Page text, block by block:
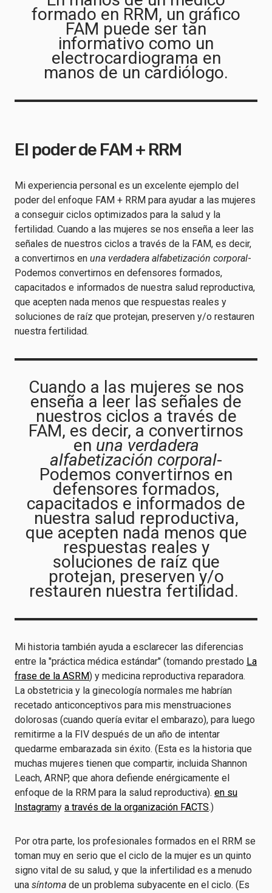
formado en RRM, un gráfico
FAM puede ser tan
informativo como un
electrocardiograma en
manos de un cardiólogo.
El poder de FAM + RRM
Mi experiencia personal es un excelente ejemplo del
poder del enfoque FAM + RRM para ayudar a las mujeres
a conseguir ciclos optimizados para la salud y la
fertilidad. Cuando a las mujeres se nos enseña a leer las
señales de nuestros ciclos a través de la FAM, es decir,
a convertirnos en una verdadera alfabetización corporal-
Podemos convertirnos en defensores formados,
capacitados e informados de nuestra salud reproductiva,
que acepten nada menos que respuestas reales y
soluciones de raíz que protejan, preserven y/o restauren
nuestra fertilidad.
Cuando a las mujeres se nos
enseña a leer las señales de
nuestros ciclos a través de
FAM, es decir, a convertirnos
en una verdadera
alfabetización corporal-
Podemos convertirnos en
defensores formados,
capacitados e informados de
nuestra salud reproductiva,
que acepten nada menos que
respuestas reales y
soluciones de raíz que
protejan, preserven y/o
restauren nuestra fertilidad.
Mi historia también ayuda a esclarecer las diferencias
entre la "práctica médica estándar" (tomando prestado La
frase de la ASRM) y medicina reproductiva reparadora.
La obstetricia y la ginecología normales me habrían
recetado anticonceptivos para mis menstruaciones
dolorosas (cuando quería evitar el embarazo), para luego
remitirme a la FIV después de un año de intentar
quedarme embarazada sin éxito. (Esta es la historia que
muchas mujeres tienen que compartir, incluida Shannon
Leach, ARNP, que ahora defiende enérgicamente el
enfoque de la RRM para la salud reproductiva). en su
Instagramy a través de la organización FACTS.)
Por otra parte, los profesionales formados en el RRM se
toman muy en serio que el ciclo de la mujer es un quinto
signo vital de su salud, y que la infertilidad es a menudo
una síntoma de un problema subyacente en el ciclo. (Es